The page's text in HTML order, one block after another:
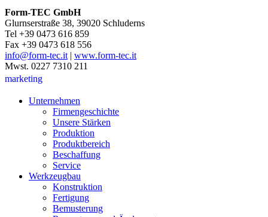
Form-TEC GmbH
Glurnserstraße 38, 39020 Schluderns
Tel +39 0473 616 859
Fax +39 0473 618 556
info@form-tec.it| www.form-tec.it
Mwst. 0227 7310 211
marketing
Unternehmen
Firmengeschichte
Unsere Stärken
Produktion
Produktbereich
Beschaffung
Service
Werkzeugbau
Konstruktion
Fertigung
Bemusterung